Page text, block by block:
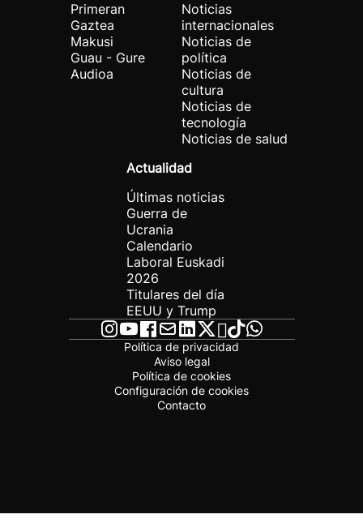
Primeran
Gaztea
Makusi
Guau - Gure
Audioa
Noticias
internacionales
Noticias de
política
Noticias de
cultura
Noticias de
tecnología
Noticias de salud
Actualidad
Últimas noticias
Guerra de
Ucrania
Calendario
Laboral Euskadi
2026
Titulares del día
EEUU y Trump
Política de privacidad
Aviso legal
Política de cookies
Configuración de cookies
Contacto